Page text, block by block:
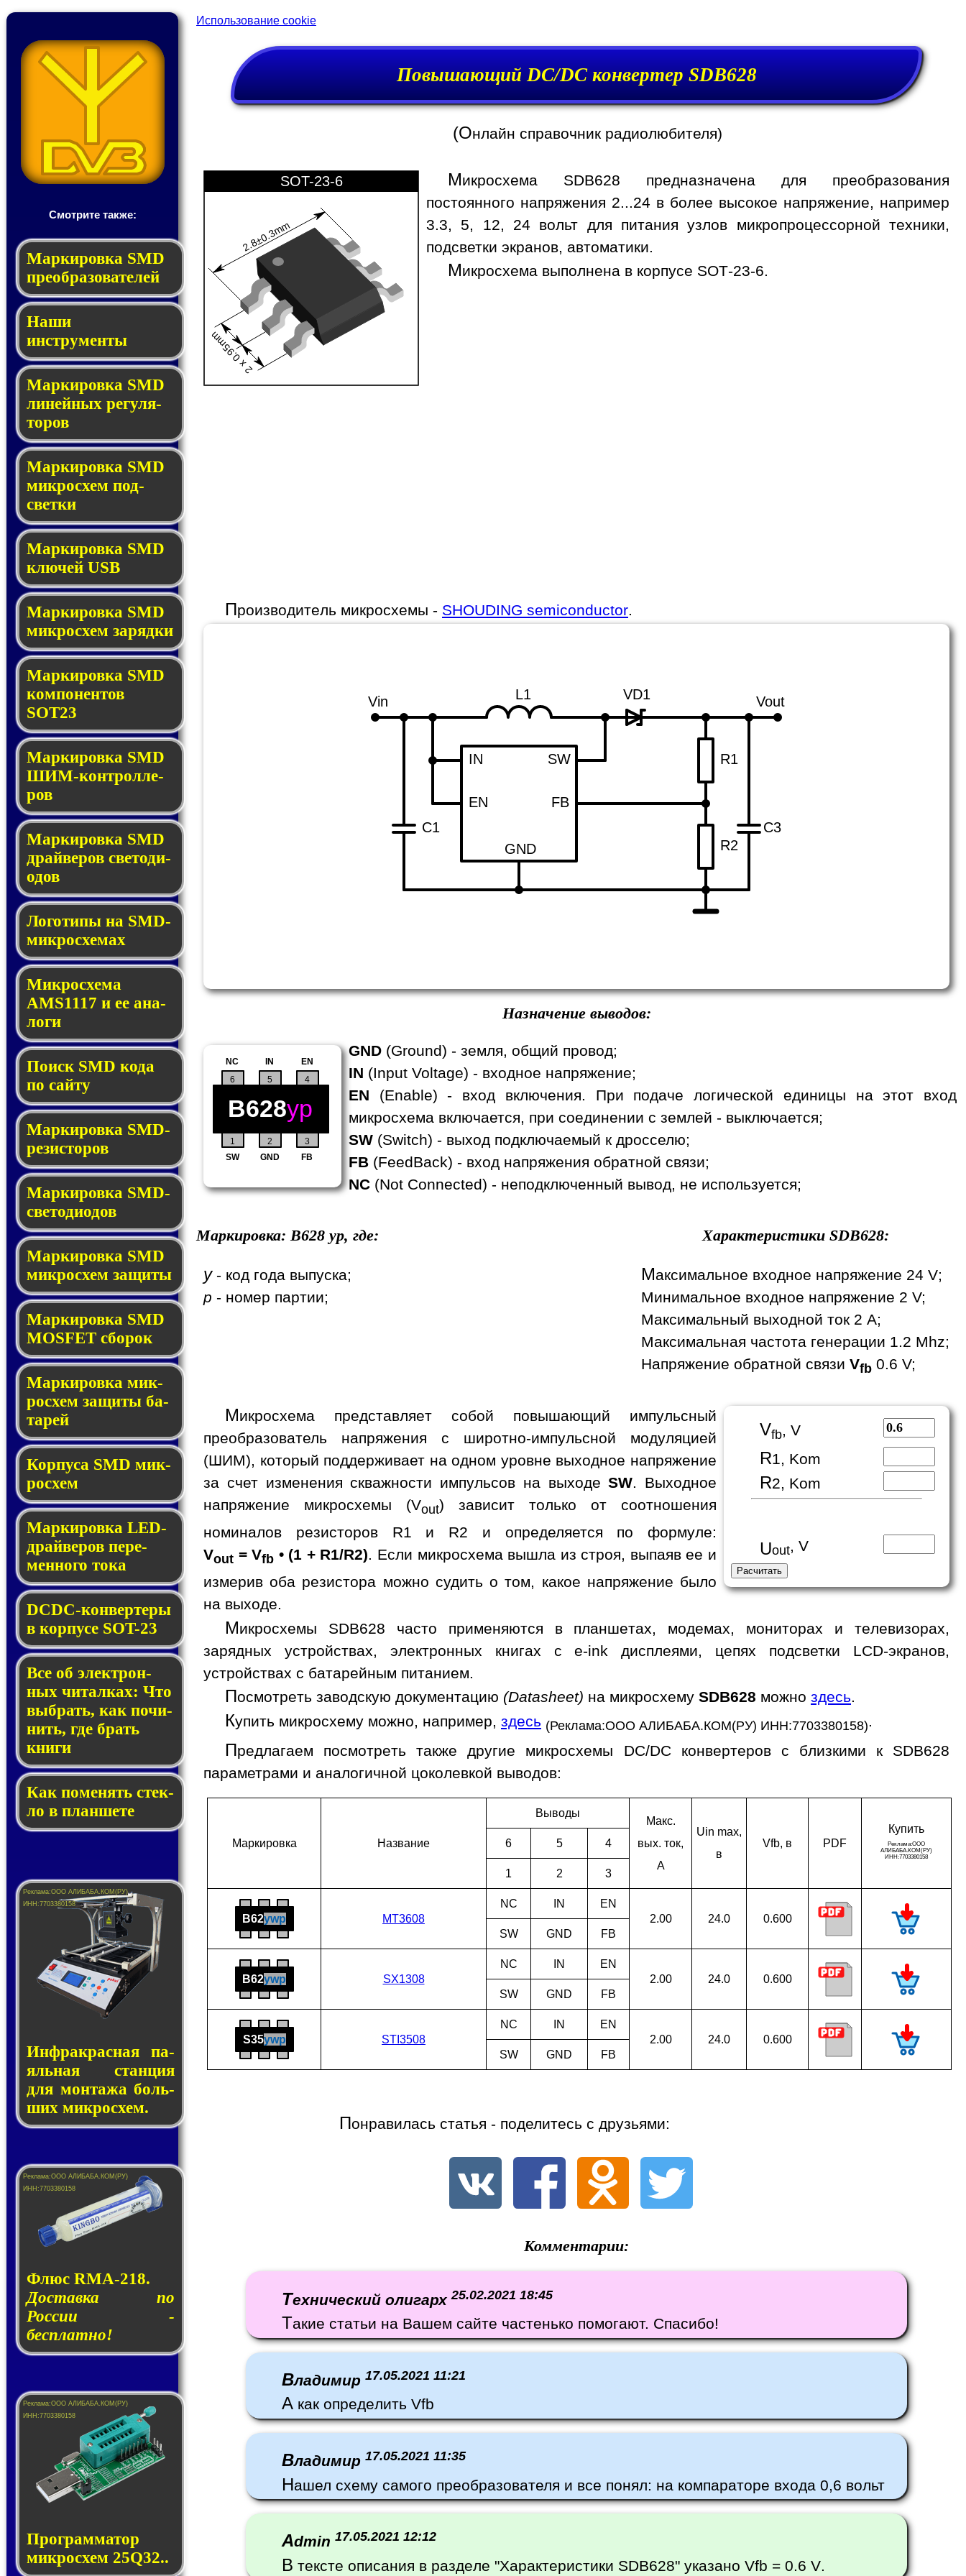
Смотрите также:
Мар­ки­ров­ка SMD
пре­об­ра­зо­ва­те­лей
Наши
инструменты
Маркировка SMD
ли­ней­ных ре­гу­ля­
то­ров
Маркировка SMD
мик­ро­схем под­
свет­ки
Маркировка SMD
клю­чей USB
Маркировка SMD
мик­рос­хем за­ряд­ки
Маркировка SMD
ком­по­нен­тов
SOT23
Маркировка SMD
ШИМ-кон­трол­ле­
ров
Маркировка SMD
драй­ве­ров све­то­ди­
о­дов
Логотипы на SMD-
мик­ро­схе­мах
Микросхема
AMS1117 и ее ана­
ло­ги
Поиск SMD ко­да
по сай­ту
Маркировка SMD-
ре­зис­то­ров
Маркировка SMD-
све­то­дио­дов
Мар­ки­ров­ка SMD
мик­рос­хем защиты
Мар­ки­ров­ка SMD
MOSFET сбо­рок
Мар­ки­ров­ка мик­
ро­схем за­щи­ты ба­
та­рей
Корпуса SMD мик­
ро­схем
Маркировка LED-
драй­ве­ров пе­ре­
мен­но­го то­ка
DCDC-кон­вер­те­ры
в кор­пу­се SOT-23
Все об элек­трон­
ных чи­тал­ках: Что
выб­рать, как по­чи­
нить, где брать
кни­ги
Как по­ме­нять стек­
ло в планшете
Инфракрасная па­
яль­ная стан­ция
для мон­та­жа боль­
ших ми­кро­схем.
Флюс RMA-218.
Доставка по
России -
бесплатно!
Прог­рам­ма­тор
мик­ро­схем 25Q32..
Использование cookie
Повышающий DC/DC конвертер SDB628
(Онлайн справочник радиолюбителя)
2.8±0.3mm
2 x 0.95mm
SOT-23-6 Микросхема SDB628 предназначена для преобразования
постоянного напряжения 2...24 в более высокое напряжение, например
3.3, 5, 12, 24 вольт для питания узлов микропроцессорной техники,
подсветки экранов, автоматики.
Микросхема выполнена в корпусе SOT-23-6.
Производитель микросхемы - SHOUDING semiconductor
IN
EN
SW
FB
GND
C1 C3
R1
R2
L1 VD1
Vin Vout
Назначение выводов:
1 2 3
4
SW GND FB
EN
IN
5
6
NC
B628yp
GND (Ground) - земля, общий провод;
IN (Input Voltage) - входное напряжение;
EN (Enable) - вход включения. При подаче логической единицы на этот вход
микросхема включается, при соединении с землей - выключается;
SW (Switch) - выход подключаемый к дросселю;
FB (FeedBack) - вход напряжения обратной связи;
NC (Not Connected) - неподключенный вывод, не используется;
Маркировка: B628 yp, где:
y- код года выпуска;
p - номер партии;
Характеристики SDB628:
Максимальное входное напряжение 24 V;
Минимальное входное напряжение 2 V;
Максимальный выходной ток 2 A;
Максимальная частота генерации 1.2 Mhz;
Напряжение обратной связи Vfb 0.6 V;
Vfb, V
R1, Kom
R2, Kom
Uout , V
Микросхема представляет собой повышающий импульсный
преобразователь напряжения с широтно-импульсной модуляцией
(ШИМ), который поддерживает на одном уровне выходное напряжение
за счет изменения скважности импульсов на выходеSW. Выходное
напряжение микросхемы (Vout) зависит только от соотношения
номиналов резисторов R1 и R2 и определяется по формуле:
Vout = Vfb • (1 + R1/R2). Если микросхема вышла из строя, выпаяв ее и
измерив оба резистора можно судить о том, какое напряжение было
на выходе.
Микросхемы SDB628 часто применяются в планшетах, модемах, мониторах и телевизорах,
зарядных устройствах, электронных книгах с e-ink дисплеями, цепях подсветки LCD-экранов,
устройствах с батарейным питанием.
Посмотреть заводскую документацию (Datasheet) на микросхему SDB628 можно здесь.
Купить микросхему можно, например, здесь (Реклама:ООО АЛИБАБА.КОМ(РУ) ИНН:7703380158).
Предлагаем посмотреть также другие микросхемы DC/DC конвертеров с близкими к SDB628
параметрами и аналогичной цоколевкой выводов:
Мар­ки­ров­ка Наз­ва­ние
Выводы
Макс.
вых. ток,
A
Uin max,
в
Vfb, в PDF
Ку­пить
6
5 4
1 2 3
B62ywp MT3608
NC IN
EN
2.00
24.0
0.600
SW
GND FB
B62ywp SX1308
NC IN
EN
2.00
24.0
0.600
SW
GND FB
S35ywp STI3508
NC IN
EN
2.00
24.0
0.600
SW
GND FB
Понравилась статья - поделитесь с друзьями:
Комментарии:
Технический олигарх25.02.2021 18:45
Такие статьи на Вашем сайте частенько помогают. Спасибо!
Владимир17.05.2021 11:21
А как определить Vfb
Владимир17.05.2021 11:35
Нашел схему самого преобразователя и все понял: на компараторе входа 0,6 вольт
Admin17.05.2021 12:12
В тексте описания в разделе "Характеристики SDB628" указано Vfb = 0.6 V.